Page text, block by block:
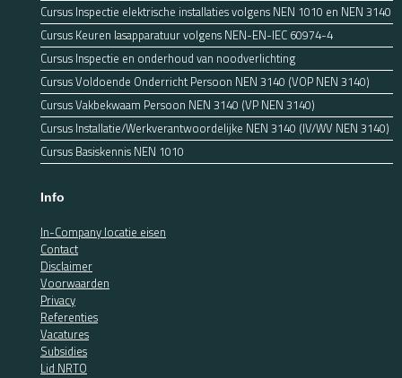
Cursus Inspectie elektrische installaties volgens NEN 1010 en NEN 3140
Cursus Keuren lasapparatuur volgens NEN-EN-IEC 60974-4
Cursus Inspectie en onderhoud van noodverlichting
Cursus Voldoende Onderricht Persoon NEN 3140 (VOP NEN 3140)
Cursus Vakbekwaam Persoon NEN 3140 (VP NEN 3140)
Cursus Installatie/Werkverantwoordelijke NEN 3140 (IV/WV NEN 3140)
Cursus Basiskennis NEN 1010
Info
In-Company locatie eisen
Contact
Disclaimer
Voorwaarden
Privacy
Referenties
Vacatures
Subsidies
Lid NRTO